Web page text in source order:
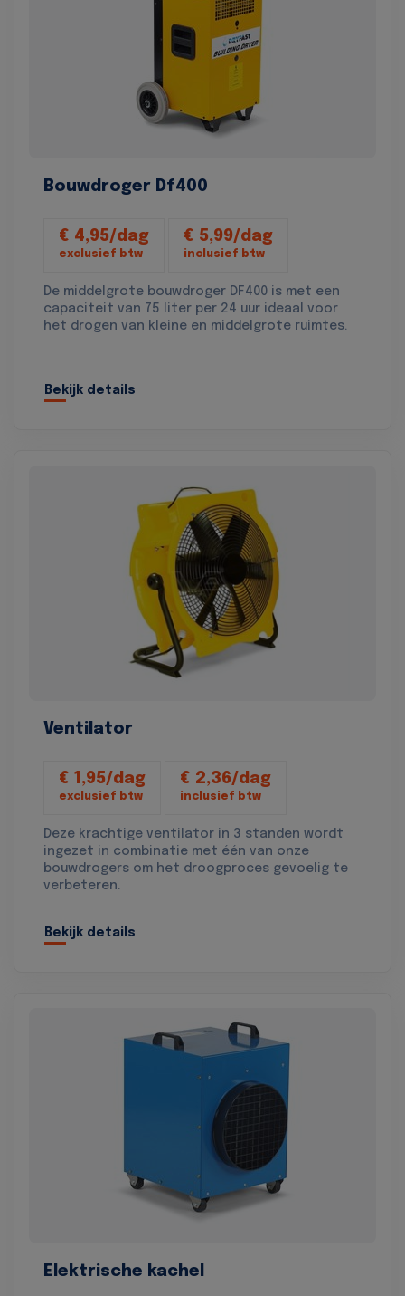
Bouwdroger Df400
€ 4,95/dag
exclusief btw
€ 5,99/dag
inclusief btw
De middelgrote bouwdroger DF400 is met een
capaciteit van 75 liter per 24 uur ideaal voor
het drogen van kleine en middelgrote ruimtes.
Bekijk details
Ventilator
€ 1,95/dag
exclusief btw
€ 2,36/dag
inclusief btw
Deze krachtige ventilator in 3 standen wordt
ingezet in combinatie met één van onze
bouwdrogers om het droogproces gevoelig te
verbeteren.
Bekijk details
Elektrische kachel